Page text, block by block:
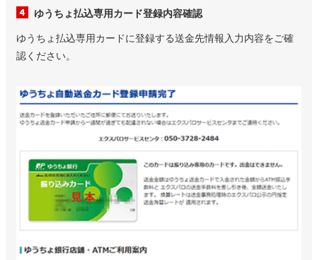
ゆうちょ払込専用カード登録内容確認
ゆうちょ払込専用カードに登録する送金先情報入力内容をご確
認ください。